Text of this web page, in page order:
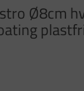
Ø8cm